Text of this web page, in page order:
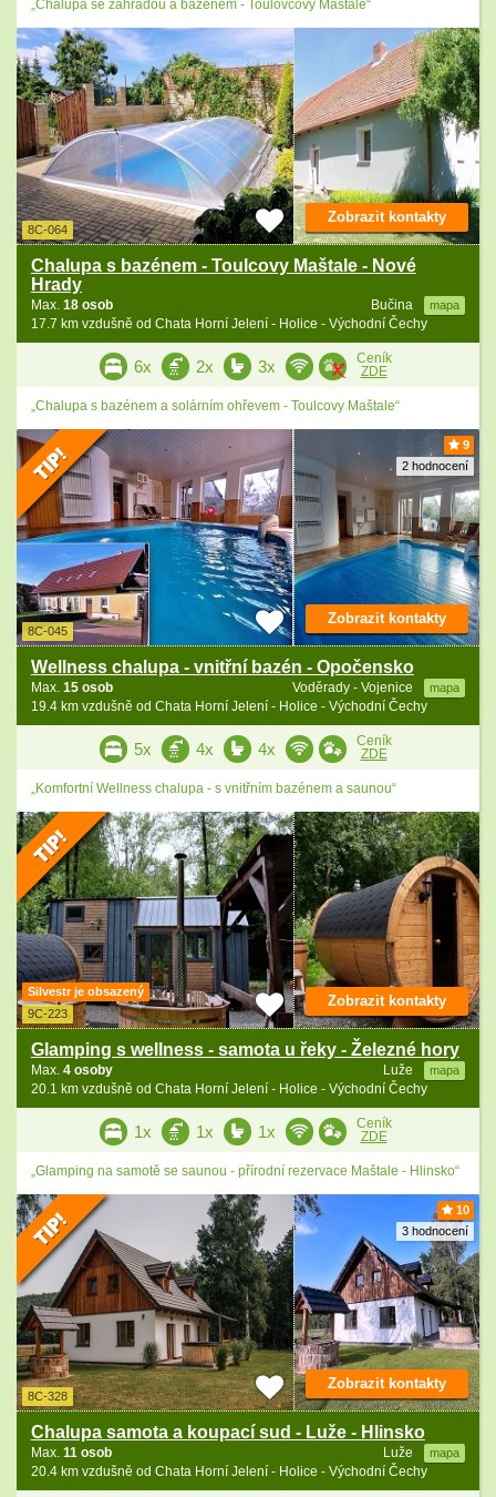
„Chalupa se zahradou a bazénem - Toulovcovy Maštale“
8C-064
Chalupa s bazénem - Toulcovy Maštale - Nové
Hrady
Bučina mapa
Max. 18 osob
17.7 km vzdušně od Chata Horní Jelení - Holice - Východní Čechy
Zobrazit kontakty
6x 2x 3x
Ceník
ZDE
„Chalupa s bazénem a solárním ohřevem - Toulcovy Maštale“
9
2 hodnocení
8C-045
Wellness chalupa - vnitřní bazén - Opočensko
Voděrady - Vojenice mapa
Max. 15 osob
19.4 km vzdušně od Chata Horní Jelení - Holice - Východní Čechy
Zobrazit kontakty
5x 4x 4x
Ceník
ZDE
„Komfortní Wellness chalupa - s vnitřním bazénem a saunou“
Silvestr je obsazený
9C-223
Glamping s wellness - samota u řeky - Železné hory
Luže mapa
Max. 4 osoby
20.1 km vzdušně od Chata Horní Jelení - Holice - Východní Čechy
Zobrazit kontakty
1x 1x 1x
Ceník
ZDE
„Glamping na samotě se saunou - přírodní rezervace Maštale - Hlinsko“
10
3 hodnocení
8C-328
Chalupa samota a koupací sud - Luže - Hlinsko
Luže mapa
Max. 11 osob
20.4 km vzdušně od Chata Horní Jelení - Holice - Východní Čechy
Zobrazit kontakty